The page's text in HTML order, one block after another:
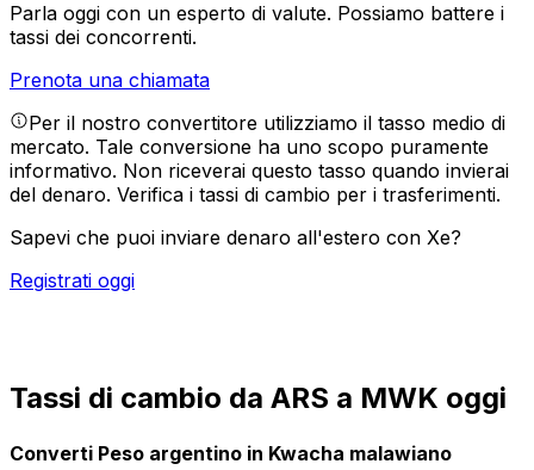
Parla oggi con un esperto di valute. Possiamo battere i
tassi dei concorrenti.
Prenota una chiamata
Per il nostro convertitore utilizziamo il tasso medio di
mercato. Tale conversione ha uno scopo puramente
informativo. Non riceverai questo tasso quando invierai
del denaro. Verifica i tassi di cambio per i trasferimenti.
Sapevi che puoi inviare denaro all'estero con Xe?
Registrati oggi
Tassi di cambio da ARS a MWK oggi
Converti Peso argentino in Kwacha malawiano